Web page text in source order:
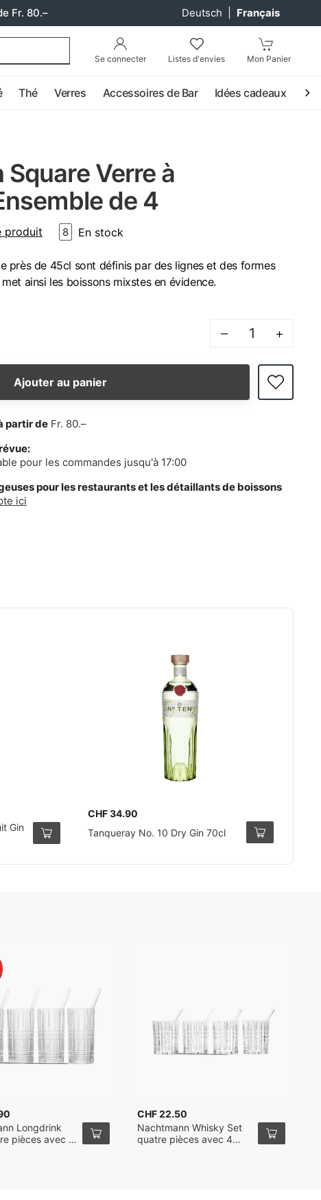
Fr. 80.– Deutsch Français
Se connecter Listes d'envies Mon Panier
Thé Verres Accessoires de Bar Idées cadeaux
Verre à
de 4
produit 8 En stock
près de 45cl sont définis par des lignes et des formes
ainsi les boissons mixstes en évidence.
– +
Ajouter au panier
partir de Fr. 80.–
pour les commandes jusqu'à 17:00
pour les restaurants et les détaillants de boissons
ici
Gin
CHF 34.90
Tanqueray No. 10 Dry Gin 70cl
Longdrink
pièces avec 4
CHF 22.50
Nachtmann Whisky Set
quatre pièces avec 4